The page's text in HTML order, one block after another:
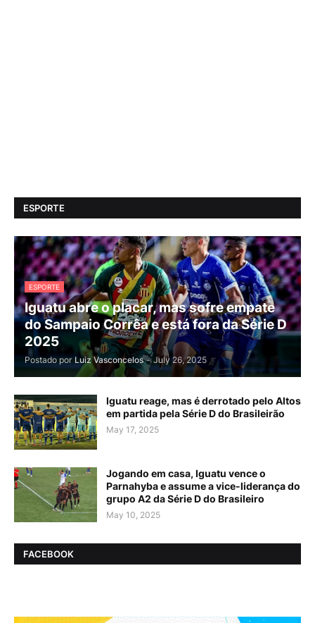
ESPORTE
ESPORTE
Iguatu abre o placar, mas sofre empate
do Sampaio Corrêa e está fora da Série D
2025
Postado por Luiz Vasconcelos - July 26, 2025
Iguatu reage, mas é derrotado pelo Altos
em partida pela Série D do Brasileirão
May 17, 2025
Jogando em casa, Iguatu vence o
Parnahyba e assume a vice-liderança do
grupo A2 da Série D do Brasileiro
May 10, 2025
FACEBOOK